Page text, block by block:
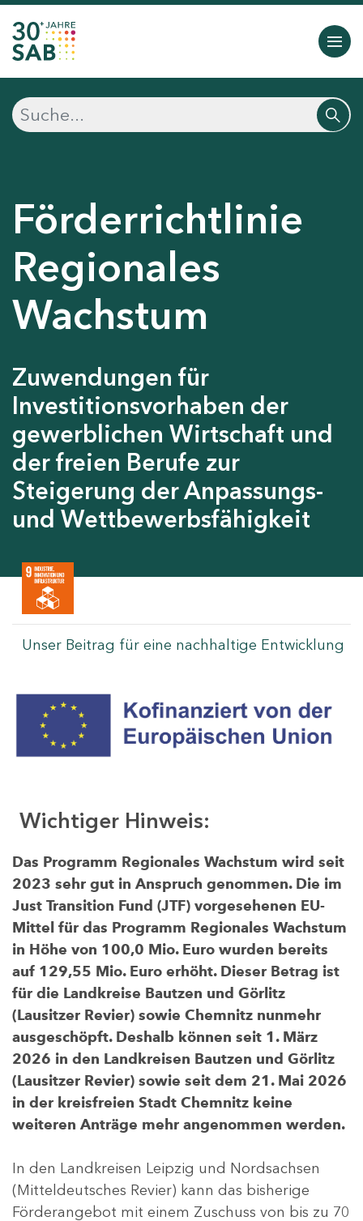
Förderrichtlinie
Regionales
Wachstum
Zuwendungen für
Investitionsvorhaben der
gewerblichen Wirtschaft und
der freien Berufe zur
Steigerung der Anpassungs-
und Wettbewerbsfähigkeit
Unser Beitrag für eine nachhaltige Entwicklung
Wichtiger Hinweis:
Das Programm Regionales Wachstum wird seit
2023 sehr gut in Anspruch genommen. Die im
Just Transition Fund (JTF) vorgesehenen EU-
Mittel für das Programm Regionales Wachstum
in Höhe von 100,0 Mio. Euro wurden bereits
auf 129,55 Mio. Euro erhöht. Dieser Betrag ist
für die Landkreise Bautzen und Görlitz
(Lausitzer Revier) sowie Chemnitz nunmehr
ausgeschöpft. Deshalb können seit 1. März
2026 in den Landkreisen Bautzen und Görlitz
(Lausitzer Revier) sowie seit dem 21. Mai 2026
in der kreisfreien Stadt Chemnitz keine
weiteren Anträge mehr angenommen werden.
In den Landkreisen Leipzig und Nordsachsen
(Mitteldeutsches Revier) kann das bisherige
Förderangebot mit einem Zuschuss von bis zu 70